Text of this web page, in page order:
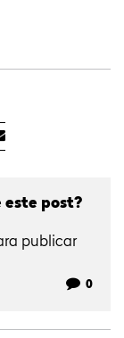
este post?
publicar
0